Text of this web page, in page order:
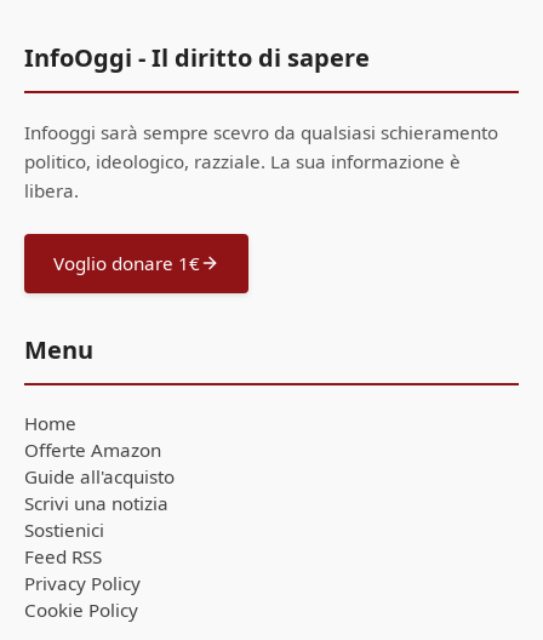
InfoOggi - Il diritto di sapere
Infooggi sarà sempre scevro da qualsiasi schieramento
politico, ideologico, razziale. La sua informazione è
libera.
Voglio donare 1€
Menu
Home
Offerte Amazon
Guide all'acquisto
Scrivi una notizia
Sostienici
Feed RSS
Privacy Policy
Cookie Policy